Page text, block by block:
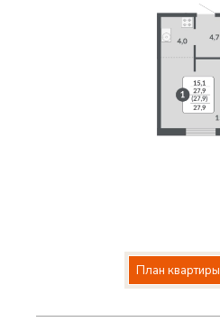
План квартиры